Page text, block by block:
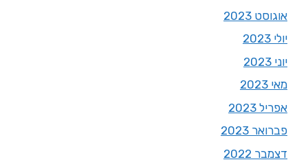
אוגוסט 2023
יולי 2023
יוני 2023
מאי 2023
אפריל 2023
פברואר 2023
דצמבר 2022